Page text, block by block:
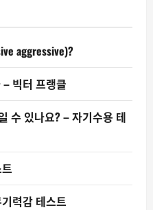
aggressive)?
빅터 프랭클
수 있나요? – 자기수용 테
력감 테스트